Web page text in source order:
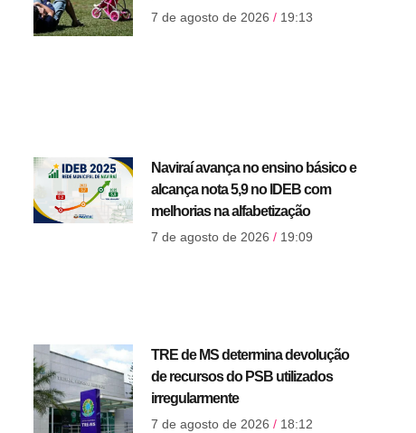
7 de agosto de 2026 19:13
Naviraí avança no ensino básico e
alcança nota 5,9 no IDEB com
melhorias na alfabetização
7 de agosto de 2026 19:09
TRE de MS determina devolução
de recursos do PSB utilizados
irregularmente
7 de agosto de 2026 18:12